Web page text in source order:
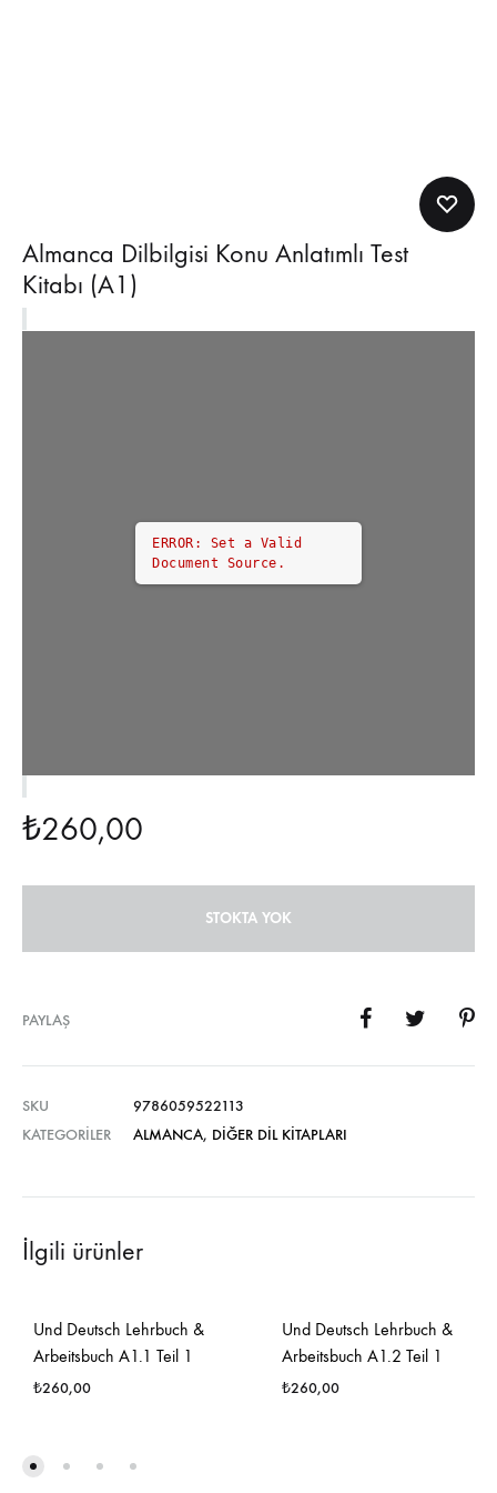
Almanca Dilbilgisi Konu Anlatımlı Test
Kitabı (A1)
ERROR: Set a Valid
Document Source.
₺260,00
STOKTA YOK
PAYLAŞ
SKU
9786059522113
KATEGORILER
ALMANCA, DIĞER DIL KITAPLARI
İlgili ürünler
Und Deutsch Lehrbuch &
Arbeitsbuch A1.1 Teil 1
₺260,00
Und Deutsch Lehrbuch &
Arbeitsbuch A1.2 Teil 1
₺260,00